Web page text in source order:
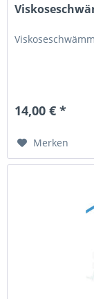
14,00 € *
Merken